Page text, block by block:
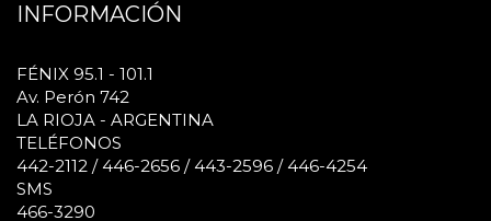
INFORMACIÓN
FÉNIX 95.1 - 101.1
Av. Perón 742
LA RIOJA - ARGENTINA
TELÉFONOS
442-2112 / 446-2656 / 443-2596 / 446-4254
SMS
466-3290